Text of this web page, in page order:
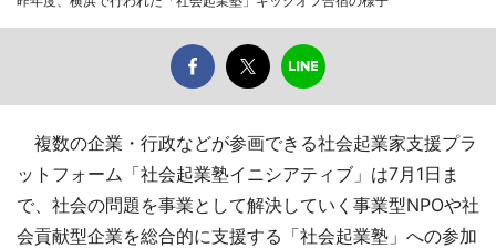
複数の企業・行政などが参画できる社会起業家支援プラ
ットフォーム「社会起業塾イニシアティブ」は7月1日ま
で、社会の問題を事業として解決していく事業型NPOや社
会貢献型企業を総合的に支援する「社会起業塾」への参加